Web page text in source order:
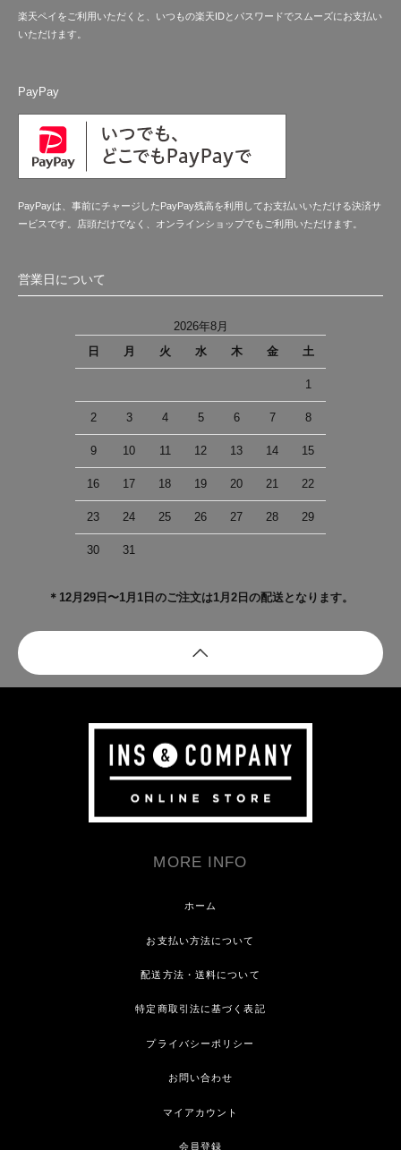
楽天ペイをご利用いただくと、いつもの楽天IDとパスワードでスムーズにお支払い
いただけます。
PayPay
PayPayは、事前にチャージしたPayPay残高を利用してお支払いいただける決済サ
ービスです。店頭だけでなく、オンラインショップでもご利用いただけます。
営業日について
2026年8月
日
月 火 水 木 金 土
1
2 3 4 5 6 7 8
9 10 11 12 13 14 15
16 17 18 19 20 21 22
23 24 25 26 27 28 29
30 31
＊12月29日〜1月1日のご注文は1月2日の配送となります。
MORE INFO
ホーム
お支払い方法について
配送方法・送料について
特定商取引法に基づく表記
プライバシーポリシー
お問い合わせ
マイアカウント
会員登録